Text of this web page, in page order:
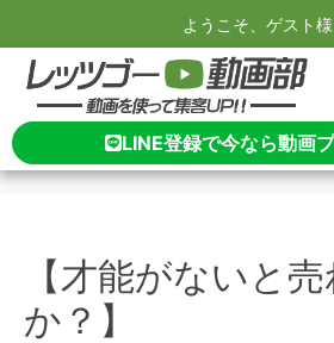
ようこそ、ゲスト様
LINE登録で今なら動画
【才能がないと
か？】